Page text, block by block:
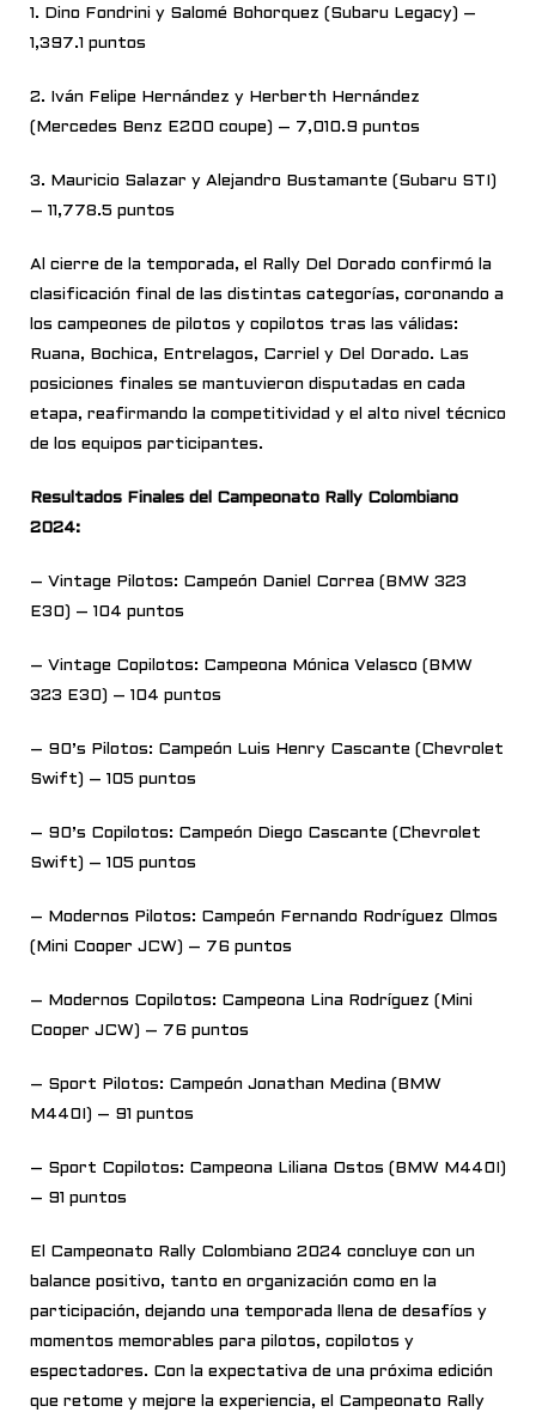
1. Dino Fondrini y Salomé Bohorquez (Subaru Legacy) –
1,397.1 puntos
2. Iván Felipe Hernández y Herberth Hernández
(Mercedes Benz E200 coupe) – 7,010.9 puntos
3. Mauricio Salazar y Alejandro Bustamante (Subaru STI)
– 11,778.5 puntos
Al cierre de la temporada, el Rally Del Dorado confirmó la
clasificación final de las distintas categorías, coronando a
los campeones de pilotos y copilotos tras las válidas:
Ruana, Bochica, Entrelagos, Carriel y Del Dorado. Las
posiciones finales se mantuvieron disputadas en cada
etapa, reafirmando la competitividad y el alto nivel técnico
de los equipos participantes.
Resultados Finales del Campeonato Rally Colombiano
2024:
– Vintage Pilotos: Campeón Daniel Correa (BMW 323
E30) – 104 puntos
– Vintage Copilotos: Campeona Mónica Velasco (BMW
323 E30) – 104 puntos
– 90’s Pilotos: Campeón Luis Henry Cascante (Chevrolet
Swift) – 105 puntos
– 90’s Copilotos: Campeón Diego Cascante (Chevrolet
Swift) – 105 puntos
– Modernos Pilotos: Campeón Fernando Rodríguez Olmos
(Mini Cooper JCW) – 76 puntos
– Modernos Copilotos: Campeona Lina Rodríguez (Mini
Cooper JCW) – 76 puntos
– Sport Pilotos: Campeón Jonathan Medina (BMW
M440I) – 91 puntos
– Sport Copilotos: Campeona Liliana Ostos (BMW M440I)
– 91 puntos
El Campeonato Rally Colombiano 2024 concluye con un
balance positivo, tanto en organización como en la
participación, dejando una temporada llena de desafíos y
momentos memorables para pilotos, copilotos y
espectadores. Con la expectativa de una próxima edición
que retome y mejore la experiencia, el Campeonato Rally